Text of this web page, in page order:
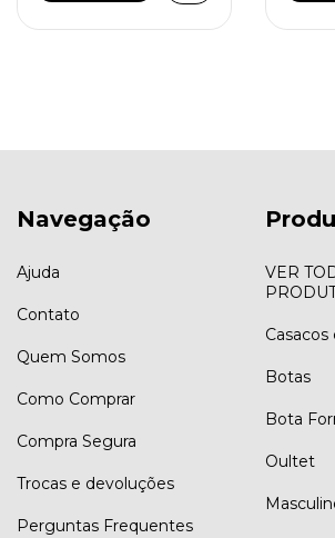
Navegação
Ajuda
Contato
Quem Somos
Como Comprar
Compra Segura
Trocas e devoluções
Perguntas Frequentes
VER
Botas
Bota
Oultet